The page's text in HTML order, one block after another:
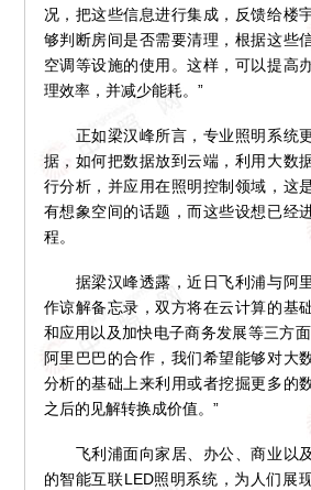
况，把这些信息进行集成，反馈给楼
够判断房间是否需要清理，根据这些
空调等设施的使用。这样，可以提高
理效率，并减少能耗。”
正如梁汉峰所言，专业照明系统
据，如何把数据放到云端，利用大数
行分析，并应用在照明控制领域，这
有想象空间的话题，而这些设想已经
程。
据梁汉峰透露，近日飞利浦与阿
作谅解备忘录，双方将在云计算的基
和应用以及加快电子商务发展等三方
阿里巴巴的合作，我们希望能够对大
分析的基础上来利用或者挖掘更多的
之后的见解转换成价值。”
飞利浦面向家居、办公、商业以
的智能互联LED照明系统，为人们展